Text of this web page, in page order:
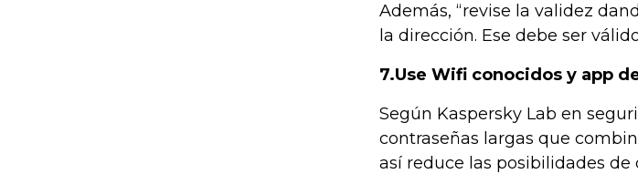
Además, “revise la validez
la dirección. Ese debe ser
7.Use Wifi conocidos y app
Según Kaspersky Lab en
contraseñas largas que
así reduce las posibilidades